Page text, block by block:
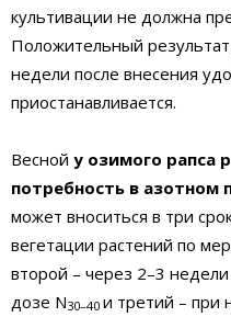
культивации не должна
Положительный результат
недели после внесения
приостанавливается.
Весной у озимого рапса
потребность в азотном
может вноситься в три
вегетации растений по
второй – через 2–3
дозе N30–40 и третий – при